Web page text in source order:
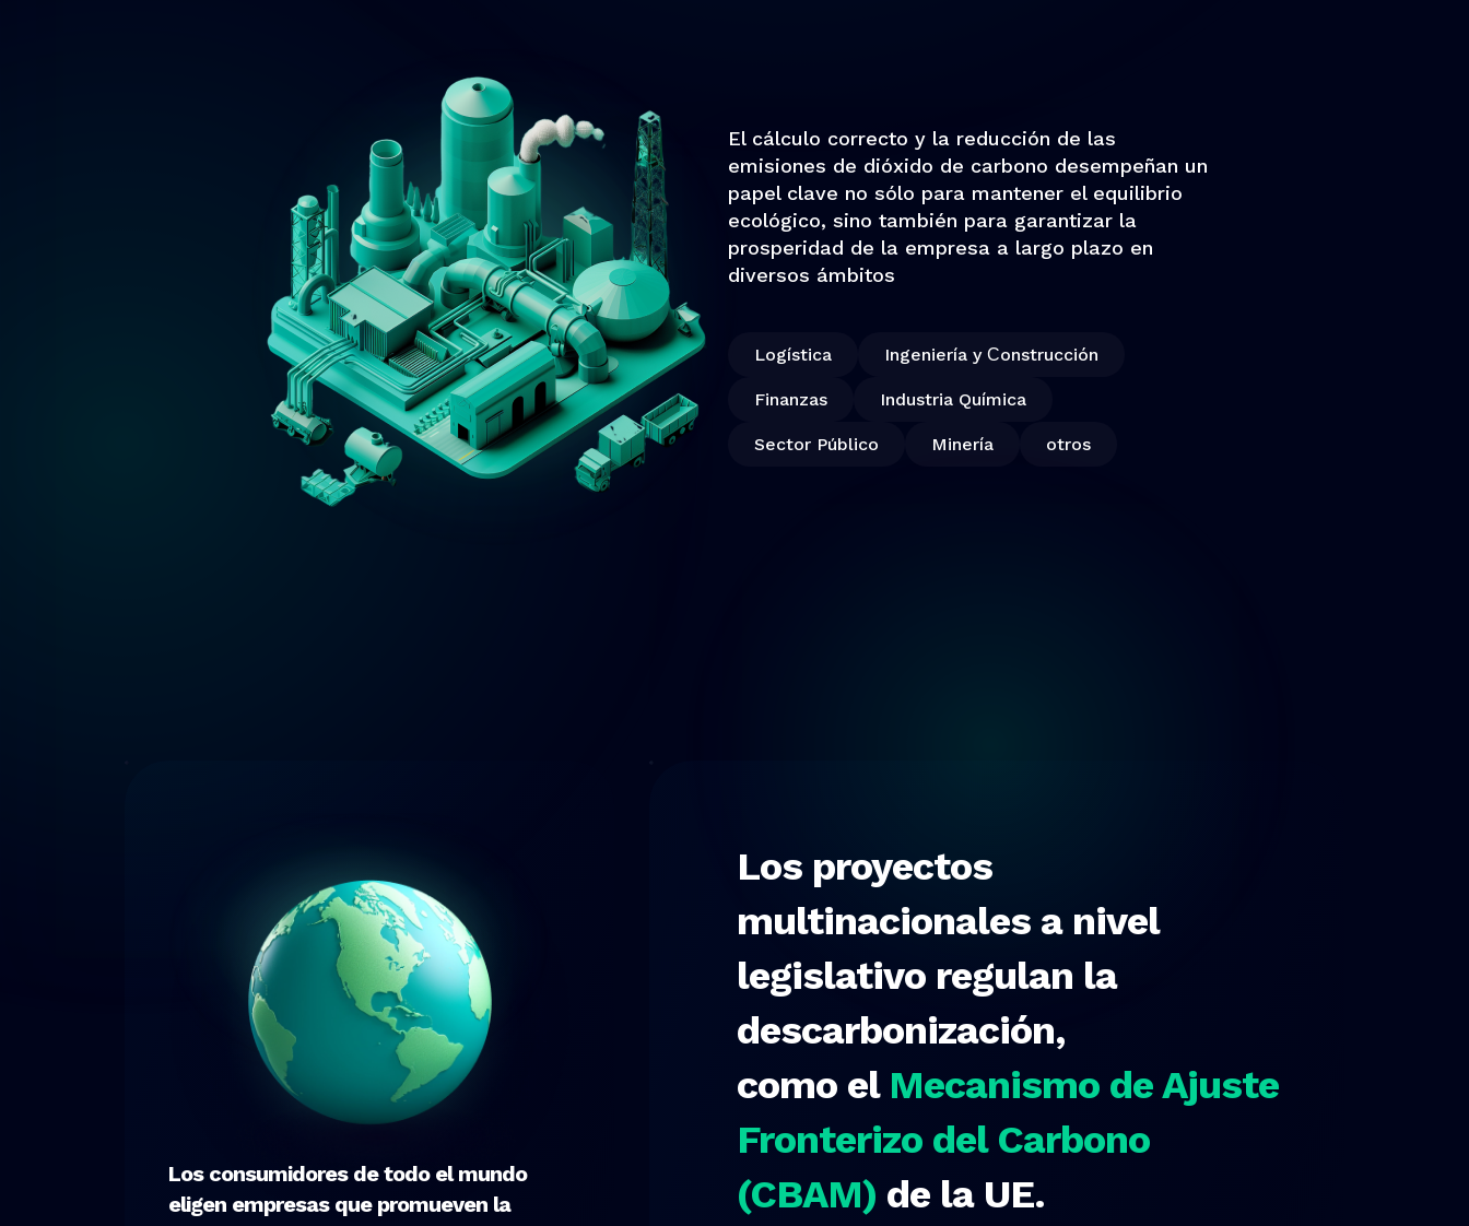
El cálculo correcto y la reducción de las
emisiones de dióxido de carbono desempeñan un
papel clave no sólo para mantener el equilibrio
ecológico, sino también para garantizar la
prosperidad de la empresa a largo plazo en
diversos ámbitos
Logística Ingeniería y Сonstrucción
Finanzas Industria Química
Sector Público Minería otros
Los consumidores de todo el mundo
eligen empresas que promueven la
Los proyectos
multinacionales a nivel
legislativo regulan la
descarbonización,
como el Mecanismo de Ajuste
Fronterizo del Carbono
(CBAM) de la UE.